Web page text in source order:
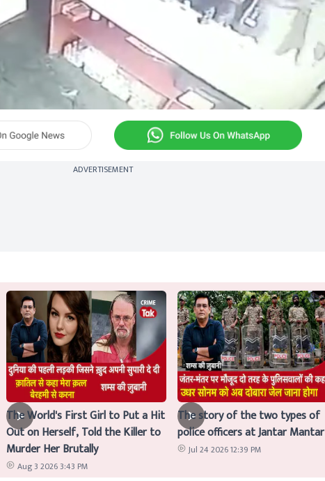
ADVERTISEMENT
The World's First Girl to Put a Hit
Out on Herself, Told the Killer to
Murder Her Brutally
Aug 3 2026 3:43 PM
The story of the two types of
police officers at Jantar Mantar
Jul 24 2026 12:39 PM